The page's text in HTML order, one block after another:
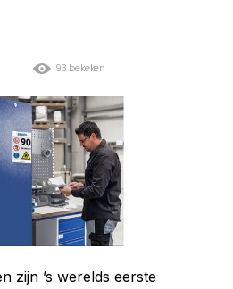
93 bekeken
zijn ’s werelds eerste